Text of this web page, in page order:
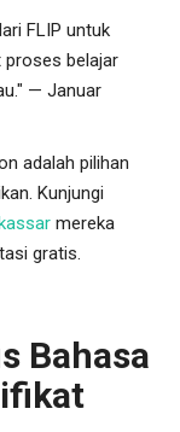
FLIP untuk
proses belajar
— Januar
adalah pilihan
Kunjungi
mereka
gratis.
Bahasa